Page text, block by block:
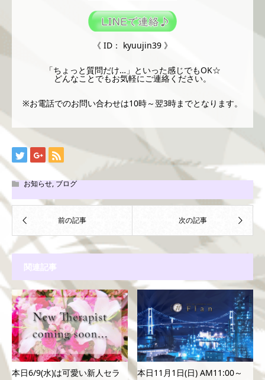
《 ID： kyuujin39 》
「ちょっと質問だけ…」といった感じでもOK☆
どんなことでもお気軽にご連絡ください。
※お電話でのお問い合わせは10時～翌3時までとなります。
お知らせ,ブログ
関連記事
本日6/9(水)は可愛い新人セラ
本日11月1日(日) AM11:00～